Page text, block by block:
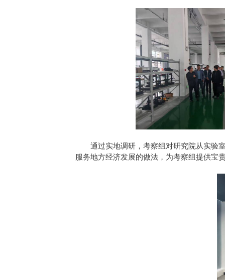
通过实地调研，考察组对研究院从实验
服务地方经济发展的做法，为考察组提供宝